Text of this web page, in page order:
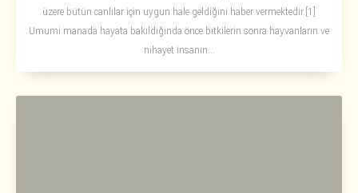
üzere bütün canlılar için uygun hale geldiğini haber vermektedir.[1]
Umumi manada hayata bakıldığında önce bitkilerin sonra hayvanların ve
nihayet insanın...